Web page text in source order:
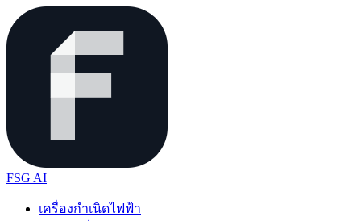
FSG AI
เครื่องกำเนิดไฟฟ้า